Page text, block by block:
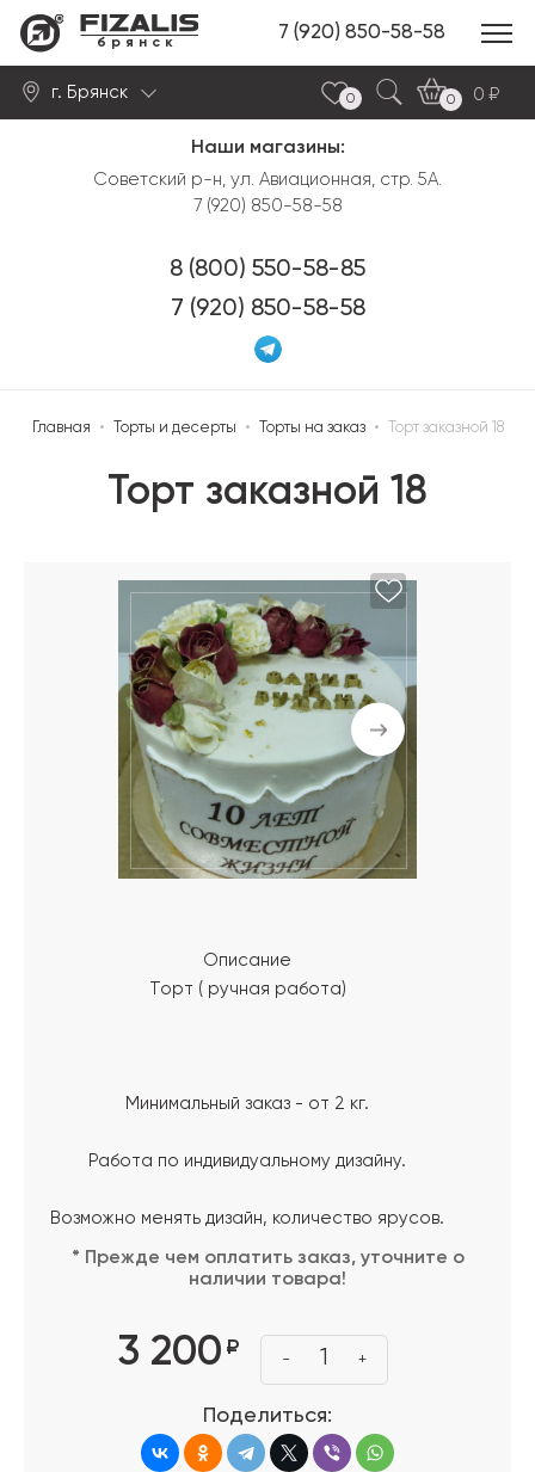
брянск 7 (920) 850-58-58
г. Брянск 0 0
0
Наши магазины:
Советский р-н, ул. Авиационная, стр. 5А.
7 (920) 850-58-58
8 (800) 550-58-85
7 (920) 850-58-58
Главная • Торты и десерты • Торты на заказ • Торт заказной 18
Торт заказной 18
Описание
Торт ( ручная работа)
Минимальный заказ - от 2 кг.
Работа по индивидуальному дизайну.
Возможно менять дизайн, количество ярусов.
* Прежде чем оплатить заказ, уточните о
наличии товара!
3 200 ₽
- 1 +
Поделиться: